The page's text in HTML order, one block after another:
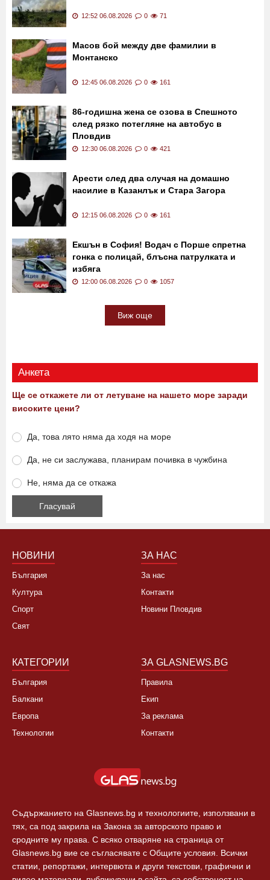
12:52 06.08.2026 0 71
Масов бой между две фамилии в
Монтанско
12:45 06.08.2026 0 161
86-годишна жена се озова в Спешното
след рязко потегляне на автобус в
Пловдив
12:30 06.08.2026 0 421
Арести след два случая на домашно
насилие в Казанлък и Стара Загора
12:15 06.08.2026 0 161
Екшън в София! Водач с Порше спретна
гонка с полицай, блъсна патрулката и
избяга
12:00 06.08.2026 0 1057
Виж още
Анкета
Ще се откажете ли от летуване на нашето море заради
високите цени?
Да, това лято няма да ходя на море
Да, не си заслужава, планирам почивка в чужбина
Не, няма да се откажа
НОВИНИ
България
Култура
Спорт
Свят
ЗА НАС
За нас
Контакти
Новини Пловдив
КАТЕГОРИИ
България
Балкани
Европа
Технологии
ЗА GLASNEWS.BG
Правила
Екип
За реклама
Контакти
Съдържанието на Glasnews.bg и технологиите, използвани в
тях, са под закрила на Закона за авторското право и
сродните му права. С всяко отваряне на страница от
Glasnews.bg вие се съгласявате с Общите условия. Всички
статии, репортажи, интервюта и други текстови, графични и